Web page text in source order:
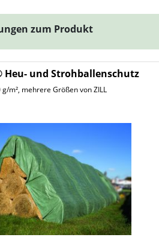
zum Produkt
Heu- und Strohballenschutz
g/m², mehrere Größen von ZILL